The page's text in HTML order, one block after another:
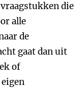
die
alle
de
gaat dan uit
of